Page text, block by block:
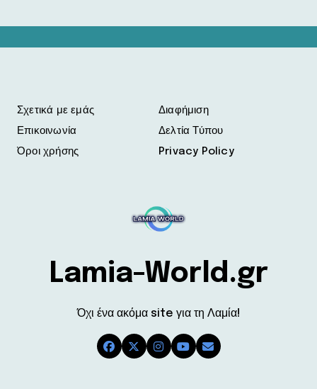
Σχετικά με εμάς
Επικοινωνία
Όροι χρήσης
Διαφήμιση
Δελτία Τύπου
Privacy Policy
Lamia-World.gr
Όχι ένα ακόμα site για τη Λαμία!